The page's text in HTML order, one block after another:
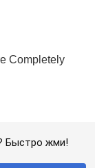
Быстро жми!